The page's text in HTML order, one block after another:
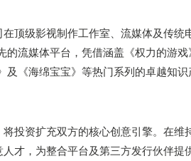
顶级影视制作工作室、流媒体及传统
流媒体平台，凭借涵盖《权力的游戏
及《海绵宝宝》等热门系列的卓越知
投资扩充双方的核心创意引擎。在维
人才，为整合平台及第三方发行伙伴